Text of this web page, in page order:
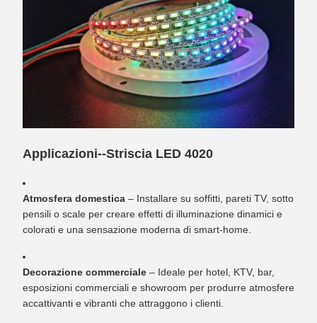
Applicazioni--Striscia LED 4020
Atmosfera domestica – Installare su soffitti, pareti TV, sotto
pensili o scale per creare effetti di illuminazione dinamici e
colorati e una sensazione moderna di smart-home.
Decorazione commerciale – Ideale per hotel, KTV, bar,
esposizioni commerciali e showroom per produrre atmosfere
accattivanti e vibranti che attraggono i clienti.